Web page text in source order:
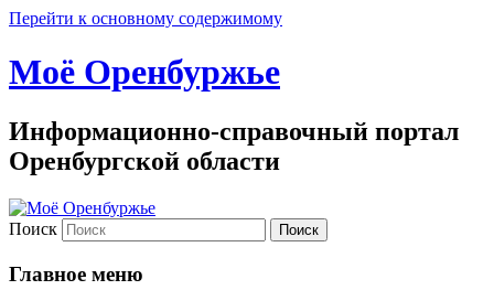
Перейти к основному содержимому
Моё Оренбуржье
Информационно-справочный портал
Оренбургской области
Поиск
Главное меню